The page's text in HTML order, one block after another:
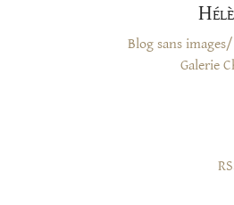
Blog sans
Galerie